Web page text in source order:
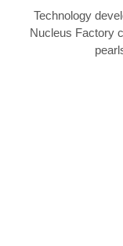
Technology
Nucleus Factory